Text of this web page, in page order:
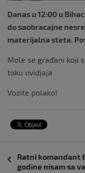
Danas u 12:00 u
do saobracajne
materijalna steta.
Mole se građani koji
toku uvidjaja
Vozite polako!
objava
Ratni komandant
godine nisam sa